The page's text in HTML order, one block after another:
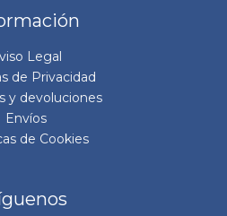
Legal
de Privacidad
y devoluciones
Envíos
de Cookies